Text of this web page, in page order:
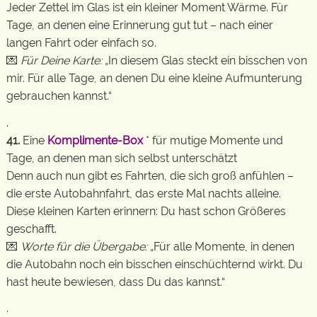
Jeder Zettel im Glas ist ein kleiner Moment Wärme. Für
Tage, an denen eine Erinnerung gut tut – nach einer
langen Fahrt oder einfach so.
💌 Für Deine Karte:„In diesem Glas steckt ein bisschen von
mir. Für alle Tage, an denen Du eine kleine Aufmunterung
gebrauchen kannst.“
.
41. Eine Komplimente-Box* für mutige Momente und
Tage, an denen man sich selbst unterschätzt
Denn auch nun gibt es Fahrten, die sich groß anfühlen –
die erste Autobahnfahrt, das erste Mal nachts alleine.
Diese kleinen Karten erinnern: Du hast schon Größeres
geschafft.
💌 Worte für die Übergabe:„Für alle Momente, in denen
die Autobahn noch ein bisschen einschüchternd wirkt. Du
hast heute bewiesen, dass Du das kannst.“
.